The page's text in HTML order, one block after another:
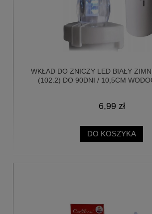
WKŁAD DO ZNICZY LED BIAŁY
(102.2) DO 90DNI / 10,5CM
6,99 zł
DO KOSZYKA